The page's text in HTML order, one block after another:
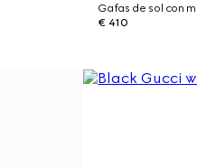
Gafas de sol con
€ 410